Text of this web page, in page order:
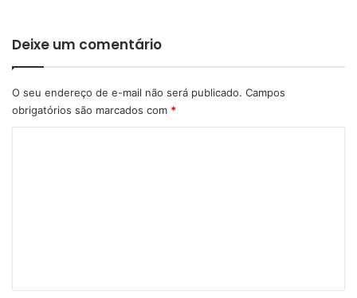
Deixe um comentário
O seu endereço de e-mail não será publicado. Campos
obrigatórios são marcados com *